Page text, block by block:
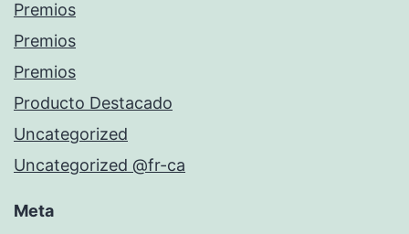
Premios
Premios
Premios
Producto Destacado
Uncategorized
Uncategorized @fr-ca
Meta